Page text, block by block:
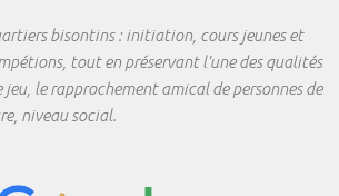
bisontins : initiation, cours jeunes et
tout en préservant l'une des qualités
le rapprochement amical de personnes de
niveau social.